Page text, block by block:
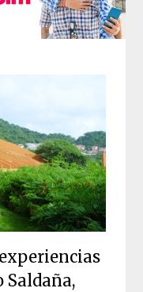
Saldaña,